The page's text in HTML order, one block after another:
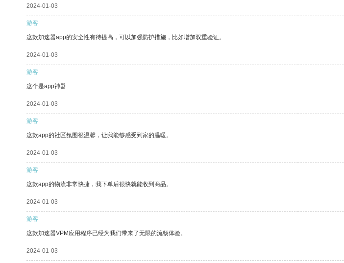
2024-01-03
游客
这款加速器app的安全性有待提高，可以加强防护措施，比如增加双重验证。
2024-01-03
游客
这个是app神器
2024-01-03
游客
这款app的社区氛围很温馨，让我能够感受到家的温暖。
2024-01-03
游客
这款app的物流非常快捷，我下单后很快就能收到商品。
2024-01-03
游客
这款加速器VPM应用程序已经为我们带来了无限的流畅体验。
2024-01-03